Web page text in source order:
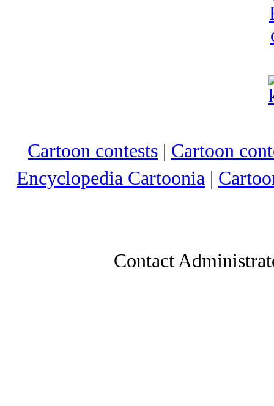
Cartoon contests | Cartoon
Encyclopedia Cartoonia |
Contact